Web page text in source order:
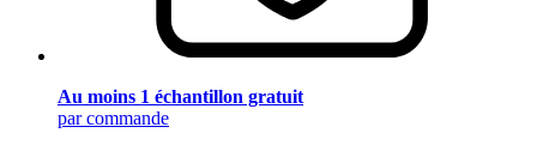
Au moins 1 échantillon gratuit
par commande